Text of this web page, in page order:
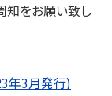
知をお願い致し
年3月発行)